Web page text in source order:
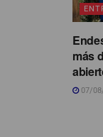
más
07/